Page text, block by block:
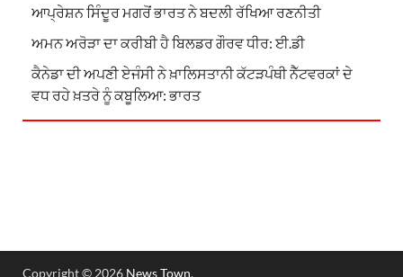
ਆਪ੍ਰੇਸ਼ਨ ਸਿੰਦੂਰ ਮਗਰੋਂ ਭਾਰਤ ਨੇ ਬਦਲੀ ਰੱਖਿਆ ਰਣਨੀਤੀ
ਅਮਨ ਅਰੋੜਾ ਦਾ ਕਰੀਬੀ ਹੈ ਬਿਲਡਰ ਗੌਰਵ ਧੀਰ: ਈ.ਡੀ
ਕੈਨੇਡਾ ਦੀ ਅਪਣੀ ਏਜੰਸੀ ਨੇ ਖ਼ਾਲਿਸਤਾਨੀ ਕੱਟੜਪੰਥੀ ਨੈੱਟਵਰਕਾਂ ਦੇ
ਵਧ ਰਹੇ ਖ਼ਤਰੇ ਨੂੰ ਕਬੂਲਿਆ: ਭਾਰਤ
Copyright © 2026 News Town.